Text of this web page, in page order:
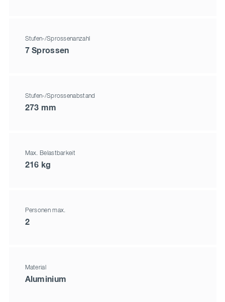
Stufen-/Sprossenanzahl
7 Sprossen
Stufen-/Sprossenabstand
273 mm
Max. Belastbarkeit
216 kg
Personen max.
2
Material
Aluminium